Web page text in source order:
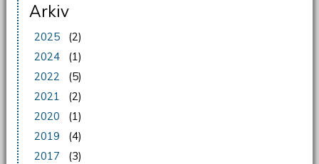
Arkiv
2025
(2)
2024
(1)
2022
(5)
2021
(2)
2020
(1)
2019
(4)
2017
(3)